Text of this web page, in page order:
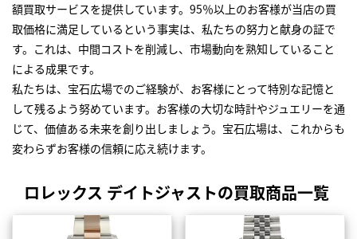
額買取サービスを提供しています。95％以上のお客様が当店の買
取価格に満足しているという事実は、私たちの努力と献身の証で
す。これは、中間コストを削減し、市場動向を熟知していること
による成果です。
私たちは、宝石広場でのご経験が、お客様にとって特別な記憶と
して残るよう努めています。お客様の大切な時計やジュエリーを通
じて、価値ある未来を創り出しましょう。宝石広場は、これからも
変わらずお客様の信頼に応え続けます。
ロレックス デイトジャストの買取商品一覧